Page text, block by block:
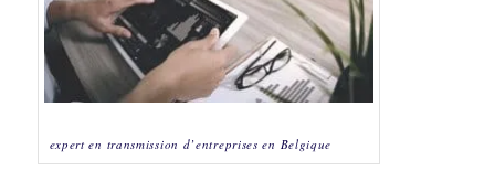
expert en transmission d’entreprises en Belgique